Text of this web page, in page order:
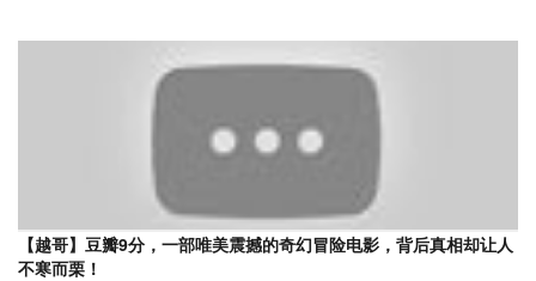
【越哥】豆瓣9分，一部唯美震撼的奇幻冒险电影，背后真相却让人
不寒而栗！